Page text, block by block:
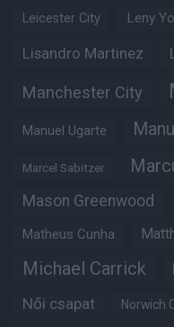
Leicester City Leny
Lisandro Martinez
Manchester City
Manuel Ugarte
Marcel Sabitzer
Mason Greenwood
Matheus Cunha
Michael Carrick
Női csapat Norwich